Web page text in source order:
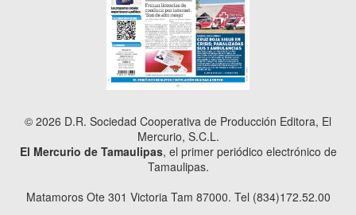
© 2026 D.R. Sociedad Cooperativa de Producción Editora, El
Mercurio, S.C.L.
El Mercurio de Tamaulipas, el primer periódico electrónico de
Tamaulipas.
Matamoros Ote 301 Victoria Tam 87000. Tel (834)172.52.00